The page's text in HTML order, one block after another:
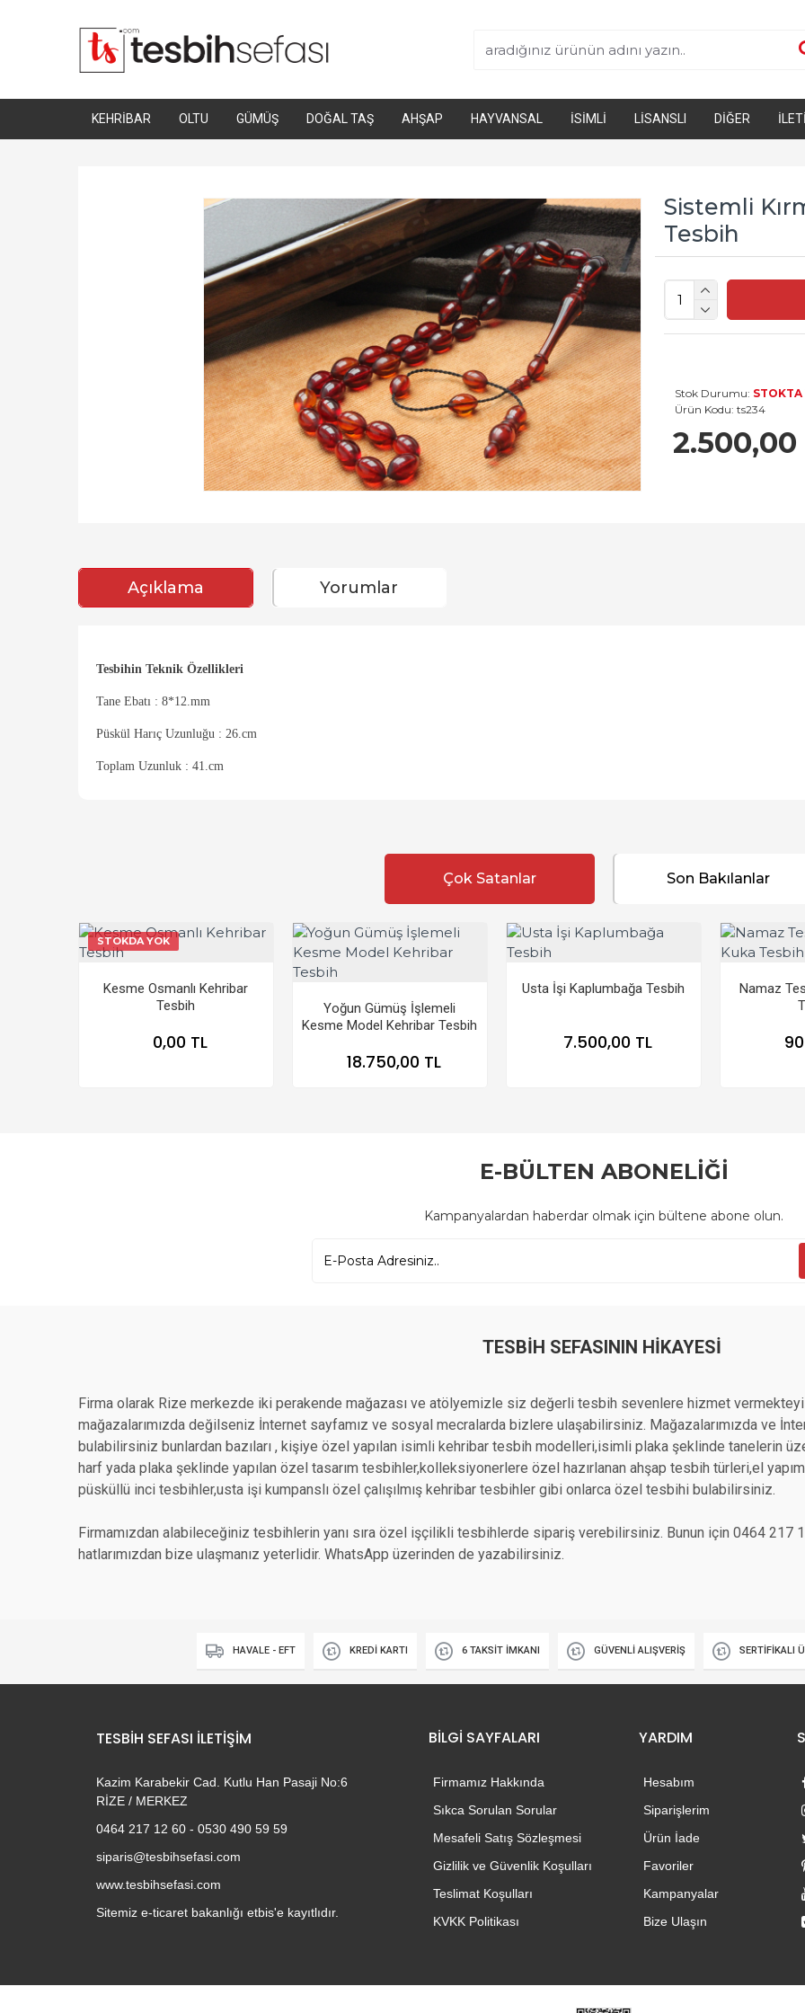
KEHRIBAR OLTU GÜMÜŞ DOĞAL TAŞ AHŞAP HAYVANSAL İSIMLI LISANSLI DIĞER
Sistemli
Tesbih
2.500,00
Stok Durumu: STOKTA
Ürün Kodu: ts234
Açıklama Yorumlar
Tesbihin Teknik Özellikleri
Tane Ebatı : 8*12.mm
Püskül Harıç Uzunluğu : 26.cm
Toplam Uzunluk : 41.cm
Çok Satanlar Son Bakılanlar
STOKDA YOK
Kesme Osmanlı Kehribar
Tesbih
0,00 TL
Yoğun Gümüş İşlemeli
Kesme Model Kehribar Tesbih
18.750,00 TL
Usta İşi Kaplumbağa Tesbih
7.500,00 TL
Namaz
E-BÜLTEN ABONELİĞİ
Kampanyalardan haberdar olmak için bültene abone olun.
TESBIH SEFASININ HIKAYESI
Firma olarak Rize merkezde iki perakende mağazası ve atölyemizle siz değerli tesbih sevenlere hizmet
mağazalarımızda değilseniz İnternet sayfamız ve sosyal mecralarda bizlere ulaşabilirsiniz. Mağazalarımızda ve
bulabilirsiniz bunlardan bazıları , kişiye özel yapılan isimli kehribar tesbih modelleri,isimli plaka şeklinde tanelerin
harf yada plaka şeklinde yapılan özel tasarım tesbihler,kolleksiyonerlere özel hazırlanan ahşap tesbih türleri,el
püsküllü inci tesbihler,usta işi kumpanslı özel çalışılmış kehribar tesbihler gibi onlarca özel tesbihi bulabilirsiniz.
Firmamızdan alabileceğiniz tesbihlerin yanı sıra özel işçilikli tesbihlerde sipariş verebilirsiniz. Bunun için 0464 217
hatlarımızdan bize ulaşmanız yeterlidir. WhatsApp üzerinden de yazabilirsiniz.
HAVALE - EFT KREDİ KARTI 6 TAKSİT İMKANI GÜVENLİ ALIŞVERİŞ SERTİFİKALI
TESBIH SEFASI İLETIŞIM
Kazim Karabekir Cad. Kutlu Han Pasaji No:6
RİZE / MERKEZ
0464 217 12 60 - 0530 490 59 59
siparis@tesbihsefasi.com
www.tesbihsefasi.com
Sitemiz e-ticaret bakanlığı etbis'e kayıtlıdır.
BİLGİ SAYFALARI
Firmamız Hakkında
Sıkca Sorulan Sorular
Mesafeli Satış Sözleşmesi
Gizlilik ve Güvenlik Koşulları
Teslimat Koşulları
KVKK Politikası
YARDIM
Hesabım
Siparişlerim
Ürün İade
Favoriler
Kampanyalar
Bize Ulaşın